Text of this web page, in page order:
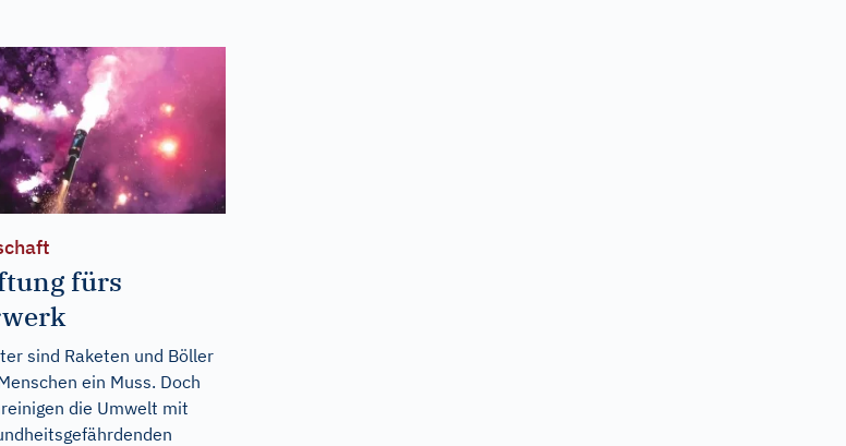
fürs
sind Raketen und Böller
ein Muss. Doch
die Umwelt mit